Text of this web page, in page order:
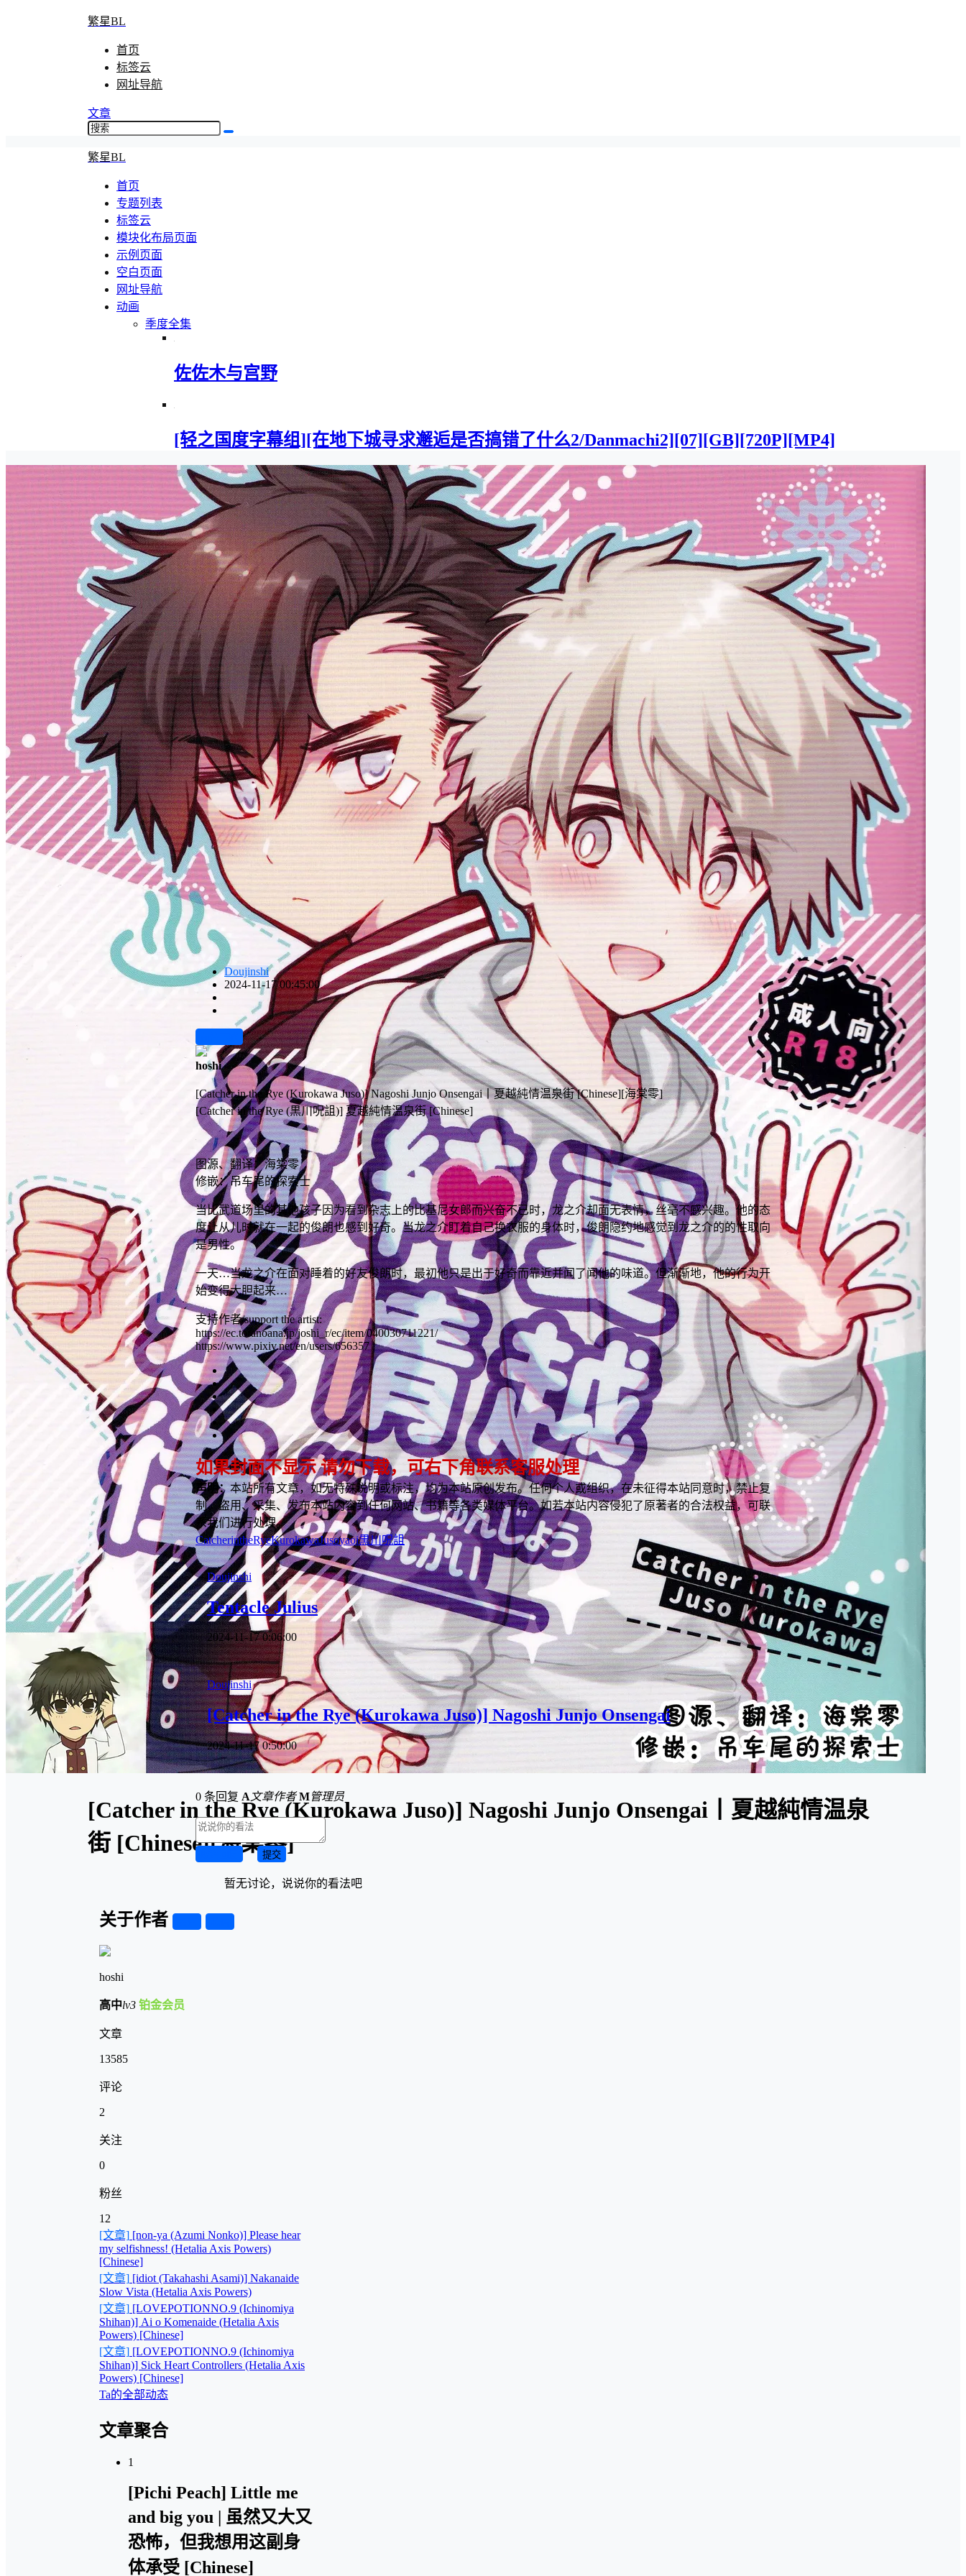
繁星BL
首页
标签云
网址导航
文章
繁星BL
首页
专题列表
标签云
模块化布局页面
示例页面
空白页面
网址导航
动画
季度全集
佐佐木与宫野
[轻之国度字幕组][在地下城寻求邂逅是否搞错了什么2/Danmachi2][07][GB][720P][MP4]
[Catcher in the Rye (Kurokawa Juso)] Nagoshi Junjo Onsengai丨夏越純情温泉
街 [Chinese][海棠零]
Doujinshi
2024-11-17 00:45:00
hoshi
[Catcher in the Rye (Kurokawa Juso)] Nagoshi Junjo Onsengai丨夏越純情温泉街 [Chinese][海棠零]
[Catcher in the Rye (黒川呪詛)] 夏越純情温泉街 [Chinese]
图源、翻译：海棠零
修嵌：吊车尾的探索士
当比武道场里的其他孩子因为看到杂志上的比基尼女郎而兴奋不已时，龙之介却面无表情，丝毫不感兴趣。他的态
度让从儿时就在一起的俊朗也感到好奇。当龙之介盯着自己换衣服的身体时，俊朗隐约地感觉到龙之介的的性取向
是男性。
一天…当龙之介在面对睡着的好友俊朗时，最初他只是出于好奇而靠近并闻了闻他的味道。但渐渐地，他的行为开
始变得大胆起来…
支持作者/support the artist:
https://ec.toranoana.jp/joshi_r/ec/item/040030711221/
https://www.pixiv.net/en/users/656357
如果封面不显示 请勿下载，可右下角联系客服处理
声明：本站所有文章，如无特殊说明或标注，均为本站原创发布。任何个人或组织，在未征得本站同意时，禁止复
制、盗用、采集、发布本站内容到任何网站、书籍等各类媒体平台。如若本站内容侵犯了原著者的合法权益，可联
系我们进行处理。
CatcherintheRyeKurokawaJusoyaoi黒川呪詛
Doujinshi
Tentacle Julius
2024-11-17 0:06:00
Doujinshi
[Catcher in the Rye (Kurokawa Juso)] Nagoshi Junjo Onsengai
2024-11-17 0:50:00
0 条回复 A 文章作者 M管理员
提交
暂无讨论，说说你的看法吧
关于作者
hoshi
高中lv3 铂金会员
文章
13585
评论
2
关注
0
粉丝
12
[文章] [non-ya (Azumi Nonko)] Please hear
my selfishness! (Hetalia Axis Powers)
[Chinese]
[文章] [idiot (Takahashi Asami)] Nakanaide
Slow Vista (Hetalia Axis Powers)
[文章] [LOVEPOTIONNO.9 (Ichinomiya
Shihan)] Ai o Komenaide (Hetalia Axis
Powers) [Chinese]
[文章] [LOVEPOTIONNO.9 (Ichinomiya
Shihan)] Sick Heart Controllers (Hetalia Axis
Powers) [Chinese]
Ta的全部动态
文章聚合
1
[Pichi Peach] Little me
and big you | 虽然又大又
恐怖，但我想用这副身
体承受 [Chinese]